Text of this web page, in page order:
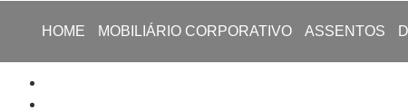
HOME MOBILIÁRIO CORPORATIVO ASSENTOS